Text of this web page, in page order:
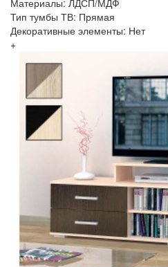
Тип тумбы ТВ: Прямая
Декоративные элементы: Нет
+